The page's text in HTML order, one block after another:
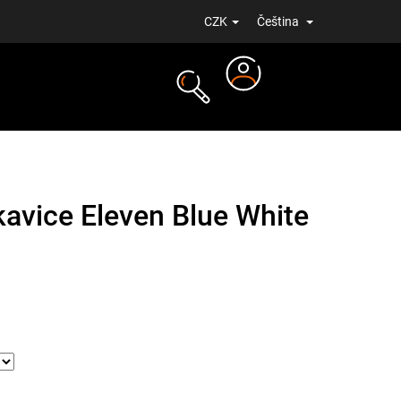
CZK Čeština
Eleven Blue White